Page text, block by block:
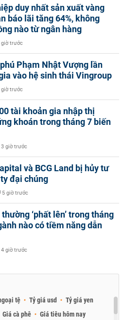
duy nhất sản xuất vàng
báo lãi tăng 64%, không
nào từ ngân hàng
giờ trước
Phạm Nhật Vượng lần
vào hệ sinh thái Vingroup
giờ trước
tài khoản gia nhập thị
khoán trong tháng 7 biến
3 giờ trước
và BCG Land bị hủy tư
đại chúng
5 giờ trước
‘phất lên’ trong tháng
nào có tiềm năng dẫn
4 giờ trước
tệ Tỷ giá usd
Tỷ giá yen
Giá cà phê Giá tiêu hôm nay